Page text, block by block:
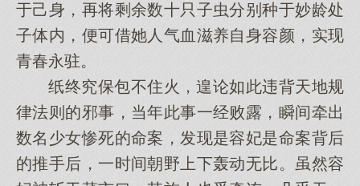
于己身，再将剩余数十只子虫分别种于妙龄处
子体内，便可借她人气血滋养自身容颜，实现
青春永驻。
纸终究保包不住火，遑论如此违背天地规
律法则的邪事，当年此事一经败露，瞬间牵出
数名少女惨死的命案，发现是容妃是命案背后
的推手后，一时间朝野上下轰动无比。虽然容